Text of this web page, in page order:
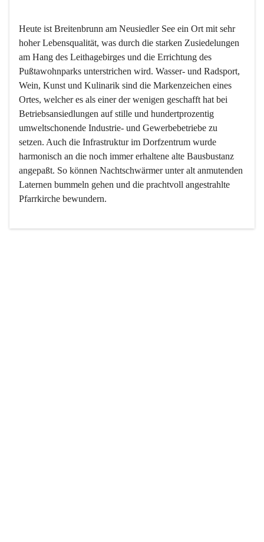
Heute ist Breitenbrunn am Neusiedler See ein Ort mit sehr
hoher Lebensqualität, was durch die starken Zusiedelungen
am Hang des Leithagebirges und die Errichtung des
Pußtawohnparks unterstrichen wird. Wasser- und Radsport,
Wein, Kunst und Kulinarik sind die Markenzeichen eines
Ortes, welcher es als einer der wenigen geschafft hat bei
Betriebsansiedlungen auf stille und hundertprozentig
umweltschonende Industrie- und Gewerbebetriebe zu
setzen. Auch die Infrastruktur im Dorfzentrum wurde
harmonisch an die noch immer erhaltene alte Bausbustanz
angepaßt. So können Nachtschwärmer unter alt anmutenden
Laternen bummeln gehen und die prachtvoll angestrahlte
Pfarrkirche bewundern.
Der Weinbau dominert heute nicht mehr, ist aber integrativer